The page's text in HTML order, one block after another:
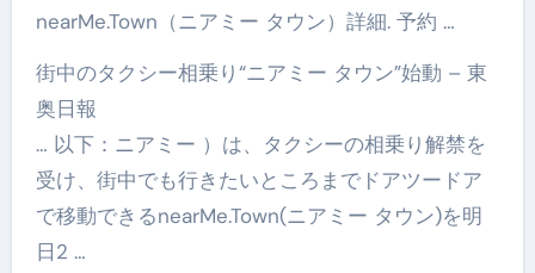
nearMe.Town（ニアミー タウン）詳細. 予約 …
街中のタクシー相乗り“ニアミー タウン”始動 – 東
奥日報
… 以下：ニアミー ）は、タクシーの相乗り解禁を
受け、街中でも行きたいところまでドアツードア
で移動できるnearMe.Town(ニアミー タウン)を明
日2 …